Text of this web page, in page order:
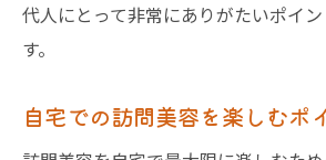
代人にとって非常にありがたいポイ
す。
自宅での訪問美容を楽しむポ